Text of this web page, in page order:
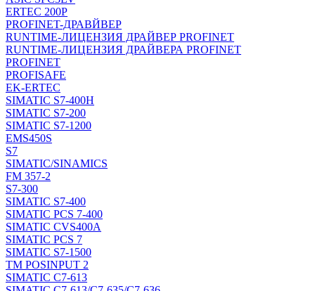
ERTEC 200P
PROFINET-ДРАВЙВЕР
RUNTIME-ЛИЦЕНЗИЯ ДРАЙВЕР PROFINET
RUNTIME-ЛИЦЕНЗИЯ ДРАЙВЕРА PROFINET
PROFINET
PROFISAFE
EK-ERTEC
SIMATIC S7-400H
SIMATIC S7-200
SIMATIC S7-1200
EMS450S
S7
SIMATIC/SINAMICS
FM 357-2
S7-300
SIMATIC S7-400
SIMATIC PCS 7-400
SIMATIC CVS400A
SIMATIC PCS 7
SIMATIC S7-1500
TM POSINPUT 2
SIMATIC C7-613